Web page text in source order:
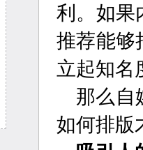
利。如果
推荐能够
立起知名
那么自
如何排版